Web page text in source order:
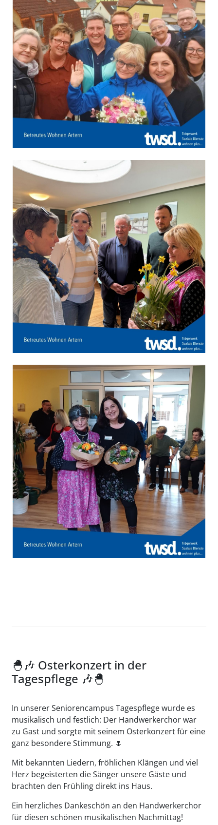
🐣🎶 Osterkonzert in der
Tagespflege 🎶🐣
In unserer Seniorencampus Tagespflege wurde es
musikalisch und festlich: Der Handwerkerchor war
zu Gast und sorgte mit seinem Osterkonzert für eine
ganz besondere Stimmung. 🌷
Mit bekannten Liedern, fröhlichen Klängen und viel
Herz begeisterten die Sänger unsere Gäste und
brachten den Frühling direkt ins Haus.
Ein herzliches Dankeschön an den Handwerkerchor
für diesen schönen musikalischen Nachmittag!